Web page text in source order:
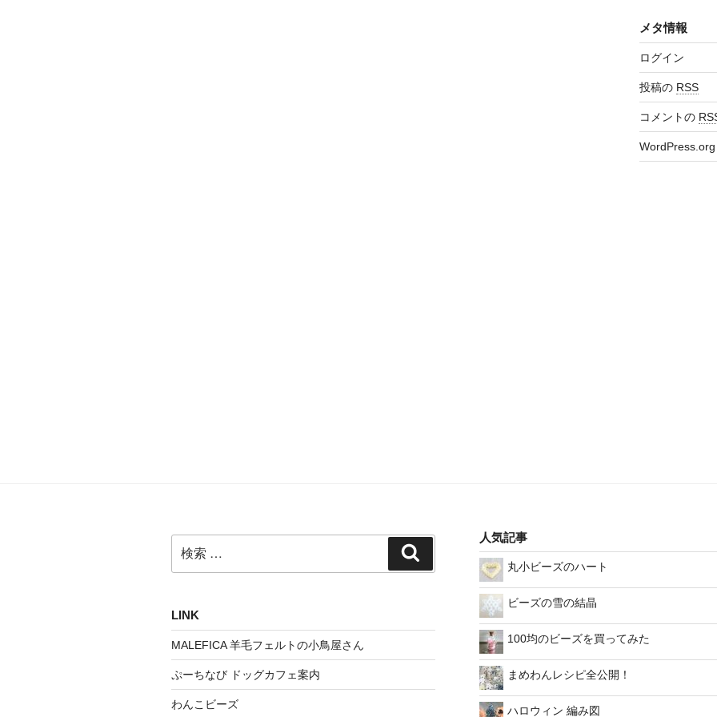
メタ情報
ログイン
投稿の RSS
コメントの
WordPress.org
索:
索
LINK
MALEFICA 羊毛フェルトの小鳥屋さん
ぷーちなび ドッグカフェ案内
わんこビーズ
人気記事
丸小ビーズのハート
ビーズの雪の結晶
100均のビーズを買ってみた
まめわんレシピ全公開！
ハロウィン 編み図